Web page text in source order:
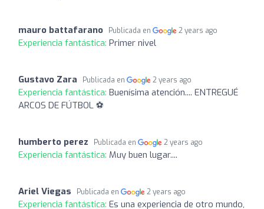
mauro battafarano Publicada en 2 years ago
Experiencia fantástica: Primer nivel
Gustavo Zara Publicada en 2 years ago
Experiencia fantástica: Buenísima atención.... ENTREGUÉ
ARCOS DE FÚTBOL ⚽
humberto perez Publicada en 2 years ago
Experiencia fantástica: Muy buen lugar....
Ariel Viegas Publicada en 2 years ago
Experiencia fantástica: Es una experiencia de otro mundo,